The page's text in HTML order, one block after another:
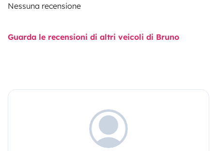
Nessuna recensione
Guarda le recensioni di altri veicoli di Bruno